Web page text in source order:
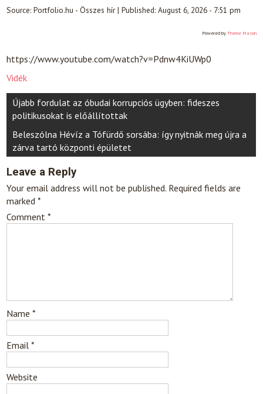
Source:Portfolio.hu - Összes hír|Published:August 6, 2026 - 7:51 pm
Powered by Theme Mason
https://www.youtube.com/watch?v=Pdnw4KiUWp0
Vidék
Post
navigation
Újabb fordulat az óbudai korrupciós ügyben: fideszes
politikusokat is előállítottak
Beleszólna Hévíz a Tófürdő sorsába: így nyitnák meg újra a
zárva tartó központi épületet
Leave a Reply
Your email address will not be published. Required fields are
marked*
Comment*
Name*
Email*
Website